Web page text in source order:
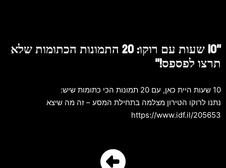
"10 שעות עם רוקו: 20 התמונות הכתומות שלא
תרצו לפספס!"
10 שעות היית כאן, עם 20 תמונות הכי כתומות שיש:
נתנו לרוקו הטירון מצלמה בתחילת המסע – זה מה שיצא
https://www.idf.il/205653